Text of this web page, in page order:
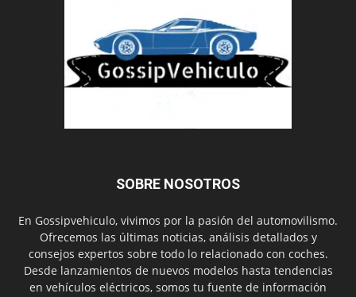
SOBRE NOSOTROS
En Gossipvehiculo, vivimos por la pasión del automovilismo.
Ofrecemos las últimas noticias, análisis detallados y
consejos expertos sobre todo lo relacionado con coches.
Desde lanzamientos de nuevos modelos hasta tendencias
en vehículos eléctricos, somos tu fuente de información